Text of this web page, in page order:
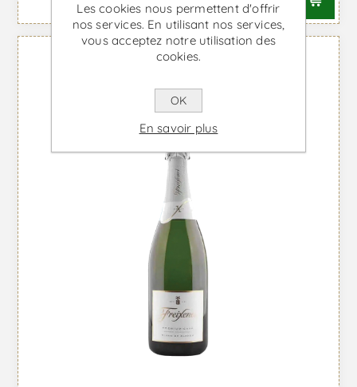
Les cookies nous permettent d'offrir
nos services. En utilisant nos services,
vous acceptez notre utilisation des
cookies.
OK
En savoir plus